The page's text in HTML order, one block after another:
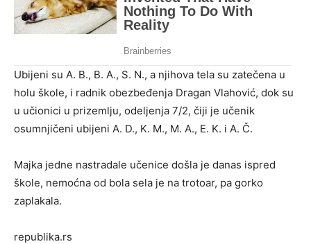
Ubijeni su A. B., B. A., S. N., a njihova tela su zatečena u
holu škole, i radnik obezbeđenja Dragan Vlahović, dok su
u učionici u prizemlju, odeljenja 7/2, čiji je učenik
osumnjičeni ubijeni A. D., K. M., M. A., E. K. i A. Č.
Majka jedne nastradale učenice došla je danas ispred
škole, nemoćna od bola sela je na trotoar, pa gorko
zaplakala.
republika.rs